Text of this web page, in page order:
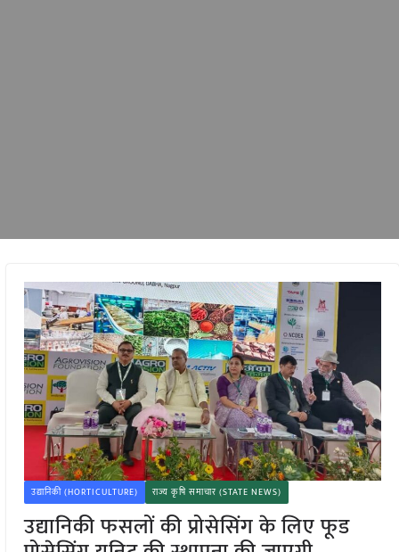
उद्यानिकी (HORTICULTURE) राज्य कृषि समाचार (STATE NEWS)
उद्यानिकी फसलों की प्रोसेसिंग के लिए फूड